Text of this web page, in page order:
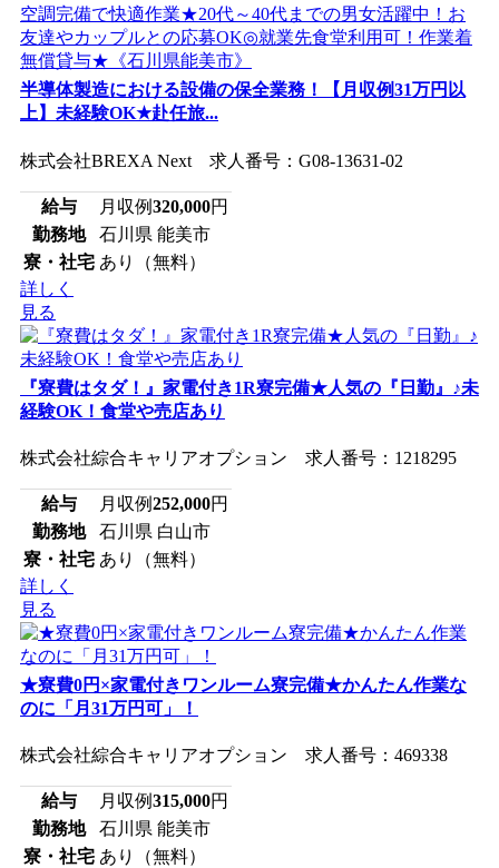
半導体製造における設備の保全業務！【月収例31万円以
上】未経験OK★赴任旅...
株式会社BREXA Next 求人番号：G08-13631-02
給与 月収例320,000円
勤務地
石川県 能美市
寮・社宅 あり（無料）
詳しく
見る
『寮費はタダ！』家電付き1R寮完備★人気の『日勤』♪未
経験OK！食堂や売店あり
株式会社綜合キャリアオプション 求人番号：1218295
給与 月収例252,000円
勤務地
石川県 白山市
寮・社宅 あり（無料）
詳しく
見る
★寮費0円×家電付きワンルーム寮完備★かんたん作業な
のに「月31万円可」！
株式会社綜合キャリアオプション 求人番号：469338
給与 月収例315,000円
勤務地
石川県 能美市
寮・社宅 あり（無料）